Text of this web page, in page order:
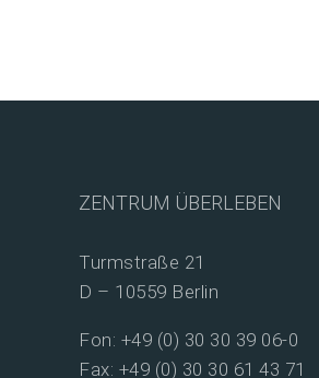
ZENTRUM ÜBERLEBEN
Turmstraße 21
D – 10559 Berlin
Fon: +49 (0) 30 30 39 06-0
Fax: +49 (0) 30 30 61 43 71